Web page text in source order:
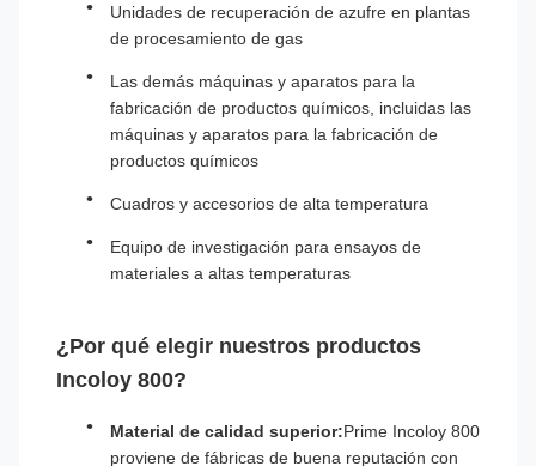
Unidades de recuperación de azufre en plantas
de procesamiento de gas
Las demás máquinas y aparatos para la
fabricación de productos químicos, incluidas las
máquinas y aparatos para la fabricación de
productos químicos
Cuadros y accesorios de alta temperatura
Equipo de investigación para ensayos de
materiales a altas temperaturas
¿Por qué elegir nuestros productos
Incoloy 800?
Material de calidad superior:Prime Incoloy 800
proviene de fábricas de buena reputación con